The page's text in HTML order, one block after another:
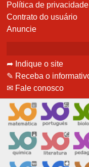
Política de privacidade
Contrato do usuário
Anuncie
➦ Indique o site
✎ Receba o
✉ Fale conosco